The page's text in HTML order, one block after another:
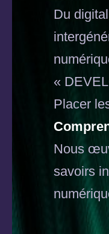
Du
«
Placer
Nous
savoirs